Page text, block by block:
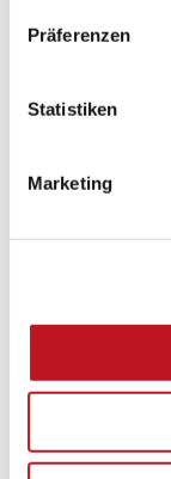
Präferenzen
Statistiken
Marketing
O
P
Passwort
Peugeot